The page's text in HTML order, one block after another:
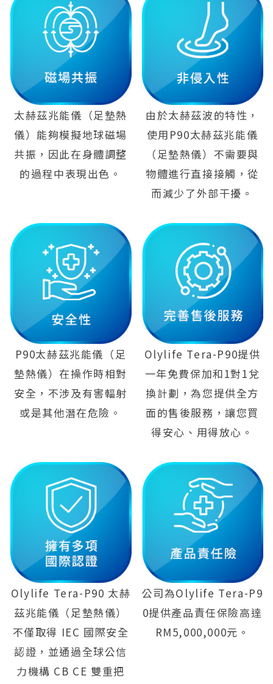
太赫茲兆能儀（足墊熱
儀）能夠模擬地球磁場
共振，因此在身體調整
的過程中表現出色。
由於太赫茲波的特性，
使用P90太赫茲兆能儀
（足墊熱儀）不需要與
物體進行直接接觸，從
而減少了外部干擾。
P90太赫茲兆能儀（足
墊熱儀）在操作時相對
安全，不涉及有害輻射
或是其他潛在危險。
Olylife Tera-P90提供
一年免費保加和1對1兌
換計劃，為您提供全方
面的售後服務，讓您買
得安心、用得放心。
Olylife Tera-P90 太赫
茲兆能儀（足墊熱儀）
不僅取得 IEC 國際安全
認證，並通過全球公信
力機構 CB CE 雙重把
公司為Olylife Tera-P9
0提供產品責任保險高達
RM5,000,000元。